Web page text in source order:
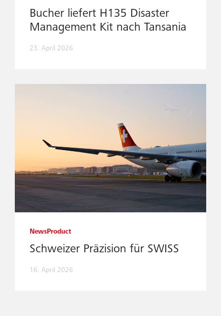
Bucher liefert H135 Disaster
Management Kit nach Tansania
23. April 2026
News Product
Schweizer Präzision für SWISS
16. April 2026